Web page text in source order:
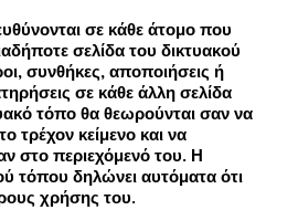
σε κάθε άτομο που
σελίδα του δικτυακού
συνθήκες, αποποιήσεις ή
σε κάθε άλλη σελίδα
τόπο θα θεωρούνται σαν να
τρέχον κείμενο και να
στο περιεχόμενό του. Η
τόπου δηλώνει αυτόματα ότι
χρήσης του.